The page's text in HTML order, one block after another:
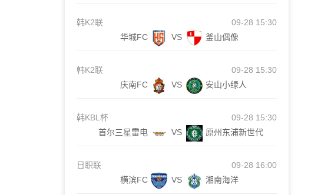
韩K2联
09-28 15:30
华城FC
VS 釜山偶像
韩K2联
09-28 15:30
庆南FC
VS 安山小绿人
韩KBL杯
09-28 15:30
首尔三星雷电
VS 原州东浦新世代
日职联
09-28 16:00
横滨FC
VS 湘南海洋